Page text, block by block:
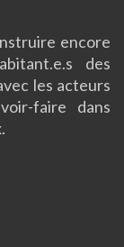
encore
des
les acteurs
faire dans